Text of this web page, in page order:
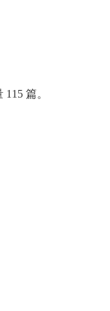
115 篇。